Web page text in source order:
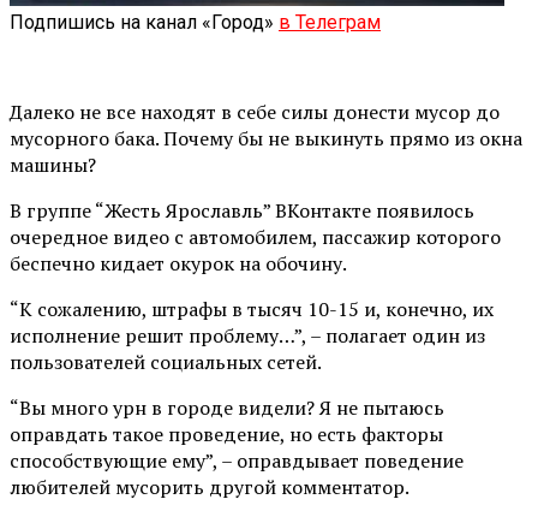
Подпишись на канал «Город» в Телеграм
Далеко не все находят в себе силы донести мусор до
мусорного бака. Почему бы не выкинуть прямо из окна
машины?
В группе “Жесть Ярославль” ВКонтакте появилось
очередное видео с автомобилем, пассажир которого
беспечно кидает окурок на обочину.
“К сожалению, штрафы в тысяч 10-15 и, конечно, их
исполнение решит проблему…”, – полагает один из
пользователей социальных сетей.
“Вы много урн в городе видели? Я не пытаюсь
оправдать такое проведение, но есть факторы
способствующие ему”, – оправдывает поведение
любителей мусорить другой комментатор.